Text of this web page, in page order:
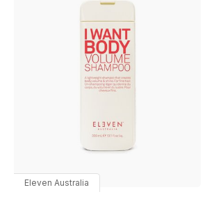
Eleven Australia